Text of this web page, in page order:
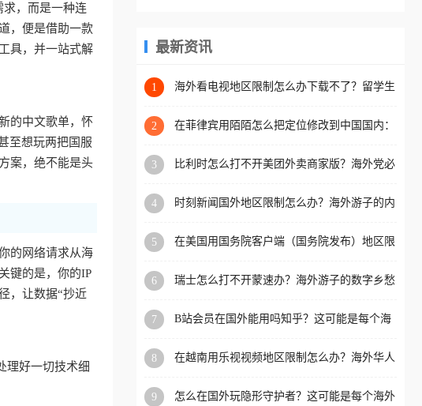
，而是一种连
，便是借助一款
具，并一站式解
的中文歌单，怀
至想玩两把国服
案，绝不能是头
的网络请求从海
键的是，你的IP
，让数据“抄近
理好一切技术细
区工作、留学、定居等，都
权限制所困扰。
回国加速器，即可解决「海
版权限制」的问题，无论人
国、加拿大、澳大利亚、欧
学、定居等，都可以使用，
扰。
最新资讯
1
海外看电视地区限制怎么办下载不了？留学生
2
在菲律宾用陌陌怎么把定位修改到中国国内：
3
比利时怎么打不开美团外卖商家版？海外党必
4
时刻新闻国外地区限制怎么办？海外游子的内
5
在美国用国务院客户端（国务院发布）地区限
6
瑞士怎么打不开蒙速办？海外游子的数字乡愁
7
B站会员在国外能用吗知乎？这可能是每个海
8
在越南用乐视视频地区限制怎么办？海外华人
9
怎么在国外玩隐形守护者？这可能是每个海外